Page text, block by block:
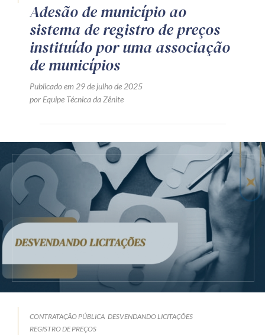
Adesão de município ao
sistema de registro de preços
instituído por uma associação
de municípios
Publicado em 29 de julho de 2025
por Equipe Técnica da Zênite
CONTRATAÇÃO PÚBLICA DESVENDANDO LICITAÇÕES
REGISTRO DE PREÇOS